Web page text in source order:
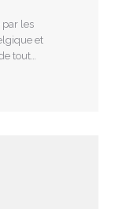
par les
et
tout…